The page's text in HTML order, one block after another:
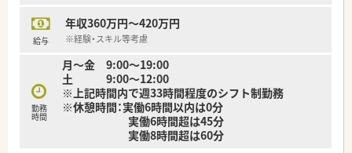
給与
年収360万円～420万円
※経験・スキル等考慮
勤務
時間
月～金 9:00～19:00
土 9:00～12:00
※上記時間内で週33時間程度のシフト制勤務
※休憩時間：実働6時間以内は0分
実働6時間超は45分
実働8時間超は60分